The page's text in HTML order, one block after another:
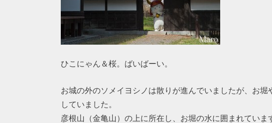
ひこにゃん＆桜。ばいばーい。
お城の外のソメイヨシノは散りが進んでいましたが、お
していました。
彦根山（金亀山）の上に所在し、お堀の水に囲まれてい